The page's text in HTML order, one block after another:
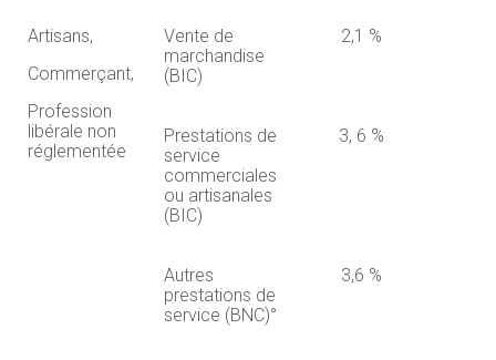
Artisans,
Commerçant,
Profession
libérale non
réglementée
Vente de
marchandise
(BIC)
2,1 %
Prestations de
service
commerciales
ou artisanales
(BIC)
3, 6 %
Autres
prestations de
service (BNC)°
3,6 %